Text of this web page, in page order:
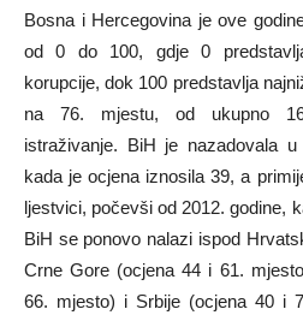
Bosna i Hercegovina je ove
od 0 do 100, gdje 0
korupcije, dok 100 predstavlja
na 76. mjestu, od ukupno
istraživanje. BiH je nazadovala
kada je ocjena iznosila 39, a
ljestvici, počevši od 2012. godine,
BiH se ponovo nalazi ispod
Crne Gore (ocjena 44 i 61.
66. mjesto) i Srbije (ocjena 40 i